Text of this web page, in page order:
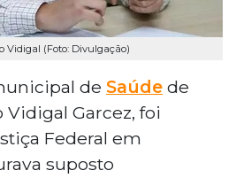
Vidigal (Foto: Divulgação)
de Saúde de
Vidigal Garcez, foi
Federal em
suposto